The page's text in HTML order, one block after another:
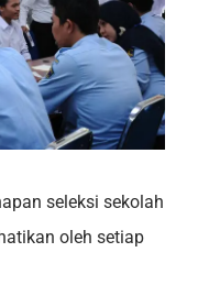
seleksi sekolah
oleh setiap